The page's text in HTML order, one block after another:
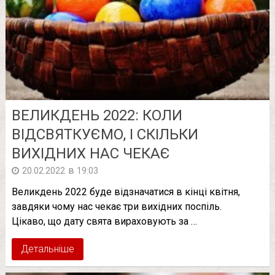
ВЕЛИКДЕНЬ 2022: КОЛИ
ВІДСВЯТКУЄМО, І СКІЛЬКИ
ВИХІДНИХ НАС ЧЕКАЄ
20.02.2022 в 19:03
Великдень 2022 буде відзначатися в кінці квітня,
завдяки чому нас чекає три вихідних поспіль.
Цікаво, що дату свята вираховують за …
Детальніше